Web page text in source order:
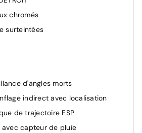
chromés
surteintées
d'angles morts
indirect avec localisation
de trajectoire ESP
capteur de pluie